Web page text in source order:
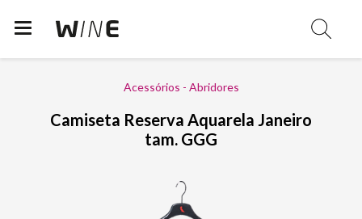
Acessórios - Abridores
Camiseta Reserva Aquarela Janeiro
tam. GGG